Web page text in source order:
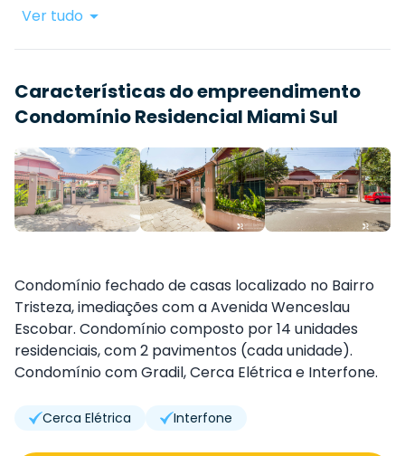
Ver tudo
Características do empreendimento
Condomínio Residencial Miami Sul
Condomínio fechado de casas localizado no Bairro
Tristeza, imediações com a Avenida Wenceslau
Escobar. Condomínio composto por 14 unidades
residenciais, com 2 pavimentos (cada unidade).
Condomínio com Gradil, Cerca Elétrica e Interfone.
Cerca Elétrica Interfone